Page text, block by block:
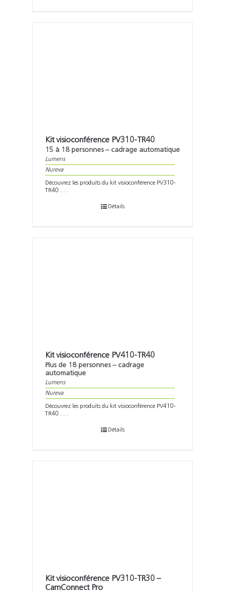
Kit visioconférence PV310-TR40
15 à 18 personnes – cadrage automatique
Lumens
Nureva
Découvrez les produits du kit visioconférence PV310-
TR40 . . .
Détails
Kit visioconférence PV410-TR40
Plus de 18 personnes – cadrage
automatique
Lumens
Nureva
Découvrez les produits du kit visioconférence PV410-
TR40 . . .
Détails
Kit visioconférence PV310-TR30 –
CamConnect Pro